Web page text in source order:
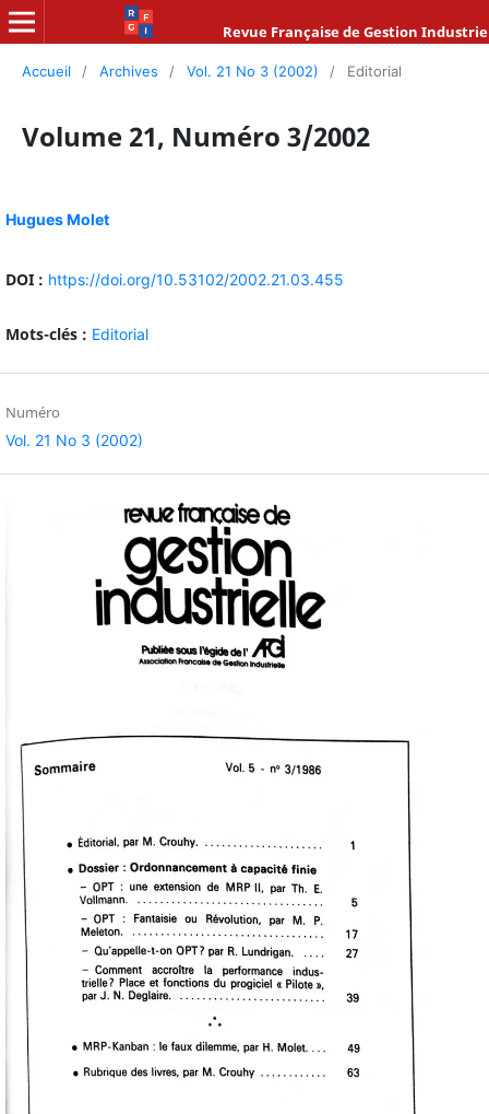
Revue Française de Gestion
Accueil / Archives / Vol. 21 No 3 (2002) / Editorial
Volume 21, Numéro 3/2002
Hugues Molet
DOI : https://doi.org/10.53102/2002.21.03.455
Mots-clés : Editorial
Numéro
Vol. 21 No 3 (2002)